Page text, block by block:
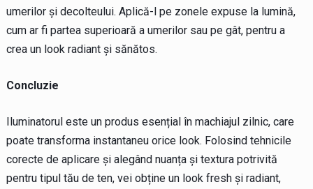
umerilor și decolteului. Aplică-l pe zonele expuse la lumină,
cum ar fi partea superioară a umerilor sau pe gât, pentru a
crea un look radiant și sănătos.
Concluzie
Iluminatorul este un produs esențial în machiajul zilnic, care
poate transforma instantaneu orice look. Folosind tehnicile
corecte de aplicare și alegând nuanța și textura potrivită
pentru tipul tău de ten, vei obține un look fresh și radiant,